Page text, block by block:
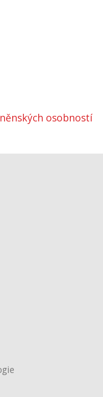
osobností